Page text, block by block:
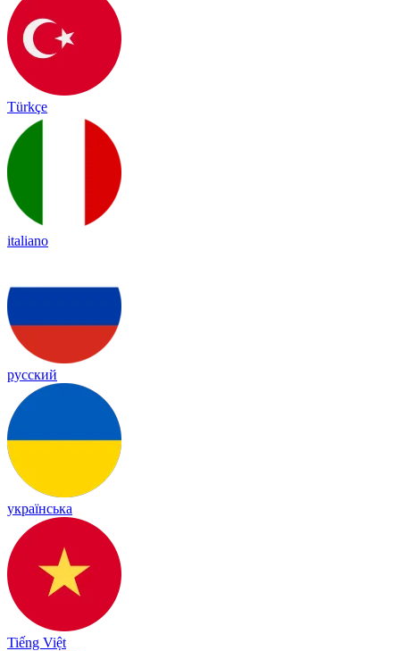
Türkçe
italiano
русский
українська
Tiếng Việt